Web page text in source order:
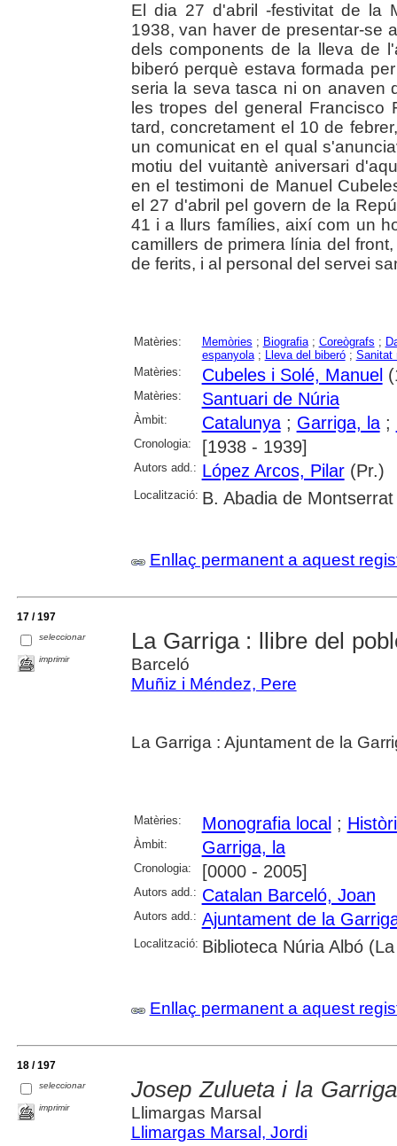
El dia 27 d'abril -festivitat de la
1938, van haver de presentar-se
dels components de la lleva de
biberó perquè estava formada
seria la seva tasca ni on anaven
les tropes del general Francisco
tard, concretament el 10 de
un comunicat en el qual
motiu del vuitantè aniversari
en el testimoni de Manuel
el 27 d'abril pel govern de la
41 i a llurs famílies, així com un
camillers de primera línia del
de ferits, i al personal del servei
Matèries: Memòries ; Biografia; Coreògrafs ;
espanyola; Lleva del biberó; Sanitat
Matèries:
Cubeles i Solé, Manuel
Matèries: Santuari de Núria
Àmbit: Catalunya; Garriga, la;
Cronologia: [1938 - 1939]
Autors add.: López Arcos, Pilar(Pr.)
Localització: B. Abadia de Montserrat
Enllaç permanent a aquest
17 / 197
seleccionar
imprimir
La Garriga : llibre del
Barceló
Muñiz i Méndez, Pere
La Garriga : Ajuntament de la
Matèries: Monografia local ;
Àmbit: Garriga, la
Cronologia: [0000 - 2005]
Autors add.: Catalan Barceló, Joan
Autors add.: Ajuntament de la
Localització: Biblioteca Núria Albó
Enllaç permanent a aquest
18 / 197
seleccionar
imprimir
Josep Zulueta i la
Llimargas Marsal
Llimargas Marsal, Jordi